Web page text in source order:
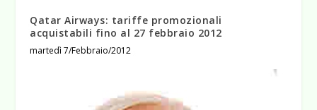
Qatar Airways: tariffe promozionali
acquistabili fino al 27 febbraio 2012
martedì 7/Febbraio/2012